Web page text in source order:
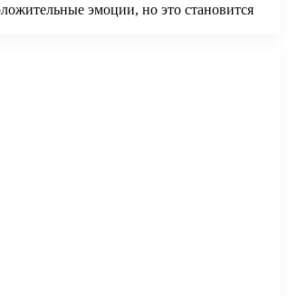
эмоции, но это становится